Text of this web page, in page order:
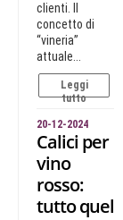
clienti. Il
concetto di
“vineria”
attuale...
Leggi
tutto
20-12-2024
Calici per
vino
rosso:
tutto quel